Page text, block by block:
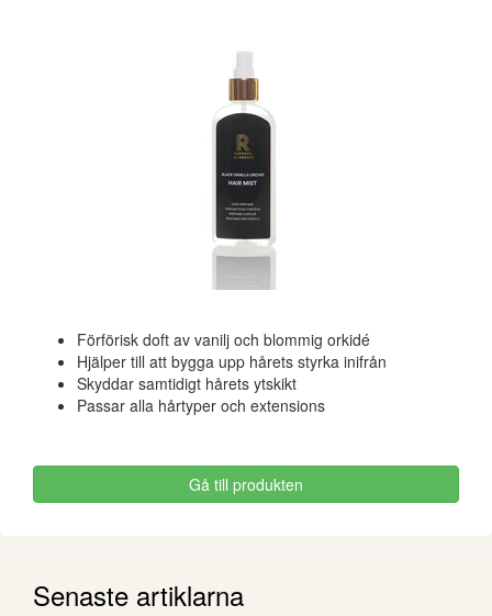
Förförisk doft av vanilj och blommig orkidé
Hjälper till att bygga upp hårets styrka inifrån
Skyddar samtidigt hårets ytskikt
Passar alla hårtyper och extensions
Gå till produkten
Senaste artiklarna